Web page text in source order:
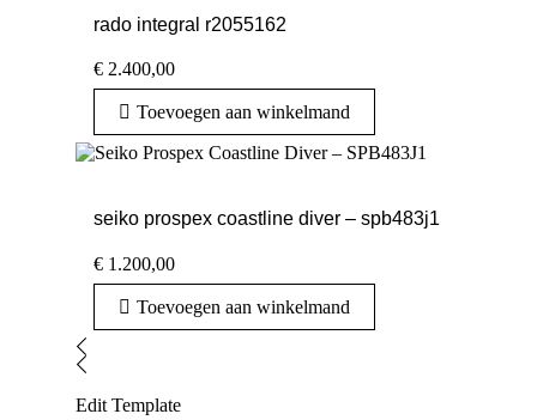
rado integral r2055162
€ 2.400,00
Toevoegen aan winkelmand
seiko prospex coastline diver – spb483j1
€ 1.200,00
Toevoegen aan winkelmand
Edit Template